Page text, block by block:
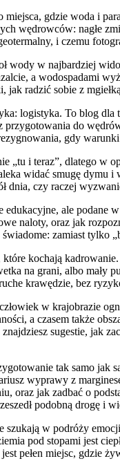
miejsca, gdzie woda i
wędrowców: nagłe
i czemu
wody w najbardziej
a wodospadami
jak radzić sobie z
logistyka. To blog
do
gdy
„tu i teraz”, dlatego
widać smugę dymu
dnia, czy raczej
edukacyjne, ale podane
naloty, oraz jak
zamiast tylko
kochają
na grani, albo mały
krawędzie, bez
w krajobrazie
a czasem także
sugestie, jak
tak samo jak
wyprawy z
oraz jak zadbać o
podobną drogę i
szukają w podróży
pod stopami jest
pełen miejsc, gdzie